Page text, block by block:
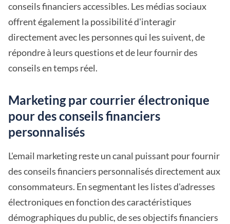
conseils financiers accessibles. Les médias sociaux
offrent également la possibilité d'interagir
directement avec les personnes qui les suivent, de
répondre à leurs questions et de leur fournir des
conseils en temps réel.
Marketing par courrier électronique
pour des conseils financiers
personnalisés
L'email marketing reste un canal puissant pour fournir
des conseils financiers personnalisés directement aux
consommateurs. En segmentant les listes d'adresses
électroniques en fonction des caractéristiques
démographiques du public, de ses objectifs financiers